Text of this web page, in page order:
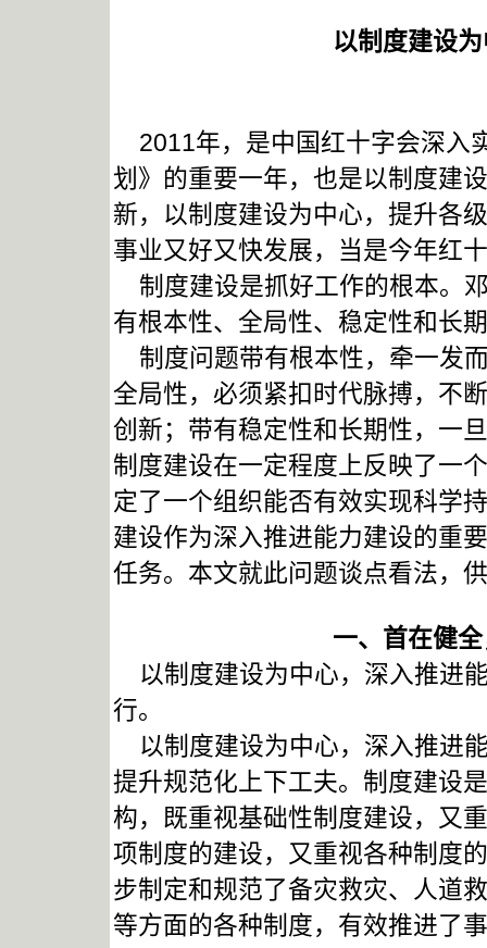
以制度建设
2011年，是中国红十字会深入
划》的重要一年，也是以制度建
新，以制度建设为中心，提升各
事业又好又快发展，当是今年红
制度建设是抓好工作的根本。
有根本性、全局性、稳定性和长
制度问题带有根本性，牵一发
全局性，必须紧扣时代脉搏，不
创新；带有稳定性和长期性，一
制度建设在一定程度上反映了一
定了一个组织能否有效实现科学
建设作为深入推进能力建设的重
任务。本文就此问题谈点看法，
一、首在健
以制度建设为中心，深入推进
行。
以制度建设为中心，深入推进
提升规范化上下工夫。制度建设
构，既重视基础性制度建设，又
项制度的建设，又重视各种制度
步制定和规范了备灾救灾、人道
等方面的各种制度，有效推进了